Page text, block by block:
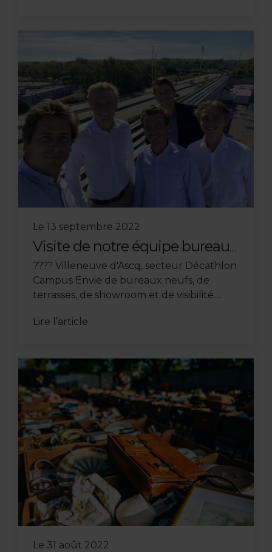
Le 13 septembre 2022
Visite de notre équipe bureaux
sur le bâtiment ELLIPSE
???? Villeneuve d'Ascq, secteur Décathlon
Campus Envie de bureaux neufs, de
terrasses, de showroom et de visibilité
ELLIPSE développe 2817 m² de bureaux,
Lire l’article
Le 31 août 2022